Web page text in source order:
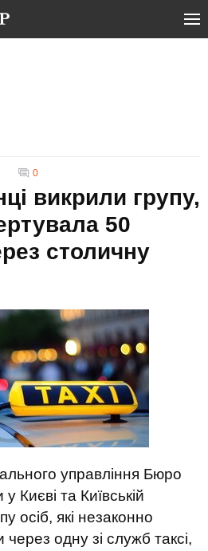
0
викрили групу,
50
столичну
управління Бюро
Києві та Київській
осіб, які незаконно
одну зі служб таксі,